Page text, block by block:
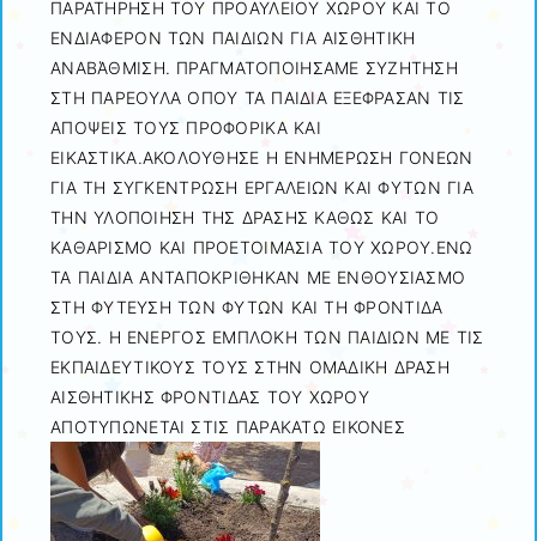
ΠΑΡΑΤΗΡΗΣΗ ΤΟΥ ΠΡΟΑΥΛΕΙΟΥ ΧΩΡΟΥ ΚΑΙ ΤΟ
ΕΝΔΙΑΦΕΡΟΝ ΤΩΝ ΠΑΙΔΙΩΝ ΓΙΑ ΑΙΣΘΗΤΙΚΗ
ΑΝΑΒΆΘΜΙΣΗ. ΠΡΑΓΜΑΤΟΠΟΙΗΣΑΜΕ ΣΥΖΗΤΗΣΗ
ΣΤΗ ΠΑΡΕΟΥΛΑ ΟΠΟΥ ΤΑ ΠΑΙΔΙΑ ΕΞΕΦΡΑΣΑΝ ΤΙΣ
ΑΠΟΨΕΙΣ ΤΟΥΣ ΠΡΟΦΟΡΙΚΑ ΚΑΙ
ΕΙΚΑΣΤΙΚΑ.ΑΚΟΛΟΥΘΗΣΕ Η ΕΝΗΜΕΡΩΣΗ ΓΟΝΕΩΝ
ΓΙΑ ΤΗ ΣΥΓΚΕΝΤΡΩΣΗ ΕΡΓΑΛΕΙΩΝ ΚΑΙ ΦΥΤΩΝ ΓΙΑ
ΤΗΝ ΥΛΟΠΟΙΗΣΗ ΤΗΣ ΔΡΑΣΗΣ ΚΑΘΩΣ ΚΑΙ ΤΟ
ΚΑΘΑΡΙΣΜΟ ΚΑΙ ΠΡΟΕΤΟΙΜΑΣΙΑ ΤΟΥ ΧΩΡΟΥ.ΕΝΩ
ΤΑ ΠΑΙΔΙΑ ΑΝΤΑΠΟΚΡΙΘΗΚΑΝ ΜΕ ΕΝΘΟΥΣΙΑΣΜΟ
ΣΤΗ ΦΥΤΕΥΣΗ ΤΩΝ ΦΥΤΩΝ ΚΑΙ ΤΗ ΦΡΟΝΤΙΔΑ
ΤΟΥΣ. Η ΕΝΕΡΓΟΣ ΕΜΠΛΟΚΗ ΤΩΝ ΠΑΙΔΙΩΝ ΜΕ ΤΙΣ
ΕΚΠΑΙΔΕΥΤΙΚΟΥΣ ΤΟΥΣ ΣΤΗΝ ΟΜΑΔΙΚΗ ΔΡΑΣΗ
ΑΙΣΘΗΤΙΚΗΣ ΦΡΟΝΤΙΔΑΣ ΤΟΥ ΧΩΡΟΥ
ΑΠΟΤΥΠΩΝΕΤΑΙ ΣΤΙΣ ΠΑΡΑΚΑΤΩ ΕΙΚΟΝΕΣ